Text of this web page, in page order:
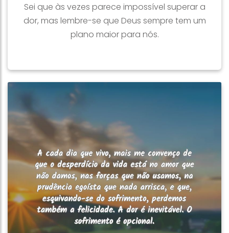
Sei que às vezes parece impossível superar a
dor, mas lembre-se que Deus sempre tem um
plano maior para nós.